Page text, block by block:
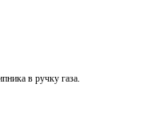
в ручку газа.